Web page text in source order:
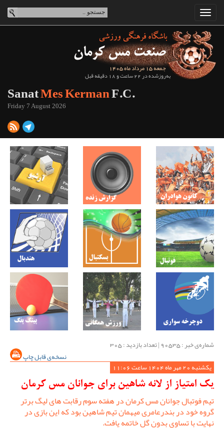
جمعه 15 مرداد ماه 1405
به‌روزشده در 22 ساعت و 18 دقیقه قبل
SanatMes KermanF.C.
Friday 7 August 2026
شماره‌ی خبر : ‌90535 | تعداد بازدید : 305
نسخه‌ی قابل چاپ
یکشنبه 20 مهر ماه 1404 ساعت 11:06
یک امتیاز از لانه شاهین برای جوانان مس کرمان
تیم فوتبال جوانان مس کرمان در هفته سوم رقابت های لیگ برتر
گروه خود در بندرعامری میهمان تیم شاهین بود که این بازی در
نهایت با تساوی بدون گل خاتمه یافت.